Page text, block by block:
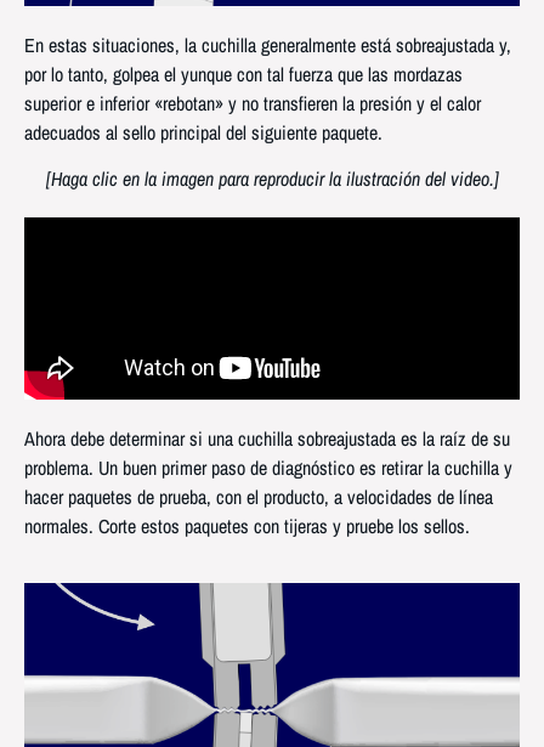
En estas situaciones, la cuchilla generalmente está sobreajustada y,
por lo tanto, golpea el yunque con tal fuerza que las mordazas
superior e inferior «rebotan» y no transfieren la presión y el calor
adecuados al sello principal del siguiente paquete.
[Haga clic en la imagen para reproducir la ilustración del video.]
Ahora debe determinar si una cuchilla sobreajustada es la raíz de su
problema. Un buen primer paso de diagnóstico es retirar la cuchilla y
hacer paquetes de prueba, con el producto, a velocidades de línea
normales. Corte estos paquetes con tijeras y pruebe los sellos.